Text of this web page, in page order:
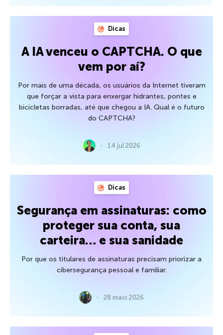
Dicas
A IA venceu o CAPTCHA. O que
vem por aí?
Por mais de uma década, os usuários da Internet tiveram
que forçar a vista para enxergar hidrantes, pontes e
bicicletas borradas, até que chegou a IA. Qual é o futuro
do CAPTCHA?
14 jul 2026
Dicas
Segurança em assinaturas: como
proteger sua conta, sua
carteira… e sua sanidade
Por que os titulares de assinaturas precisam priorizar a
cibersegurança pessoal e familiar.
28 maio 2026